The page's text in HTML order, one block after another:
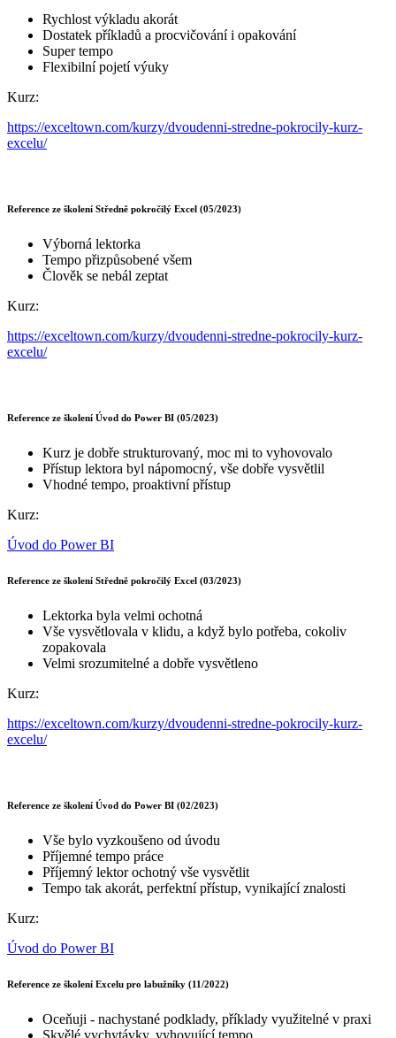
Rychlost výkladu akorát
Dostatek příkladů a procvičování i opakování
Super tempo
Flexibilní pojetí výuky
Kurz:
https://exceltown.com/kurzy/dvoudenni-stredne-pokrocily-kurz-
excelu/
Reference ze školení Středně pokročilý Excel (05/2023)
Výborná lektorka
Tempo přizpůsobené všem
Člověk se nebál zeptat
Kurz:
https://exceltown.com/kurzy/dvoudenni-stredne-pokrocily-kurz-
excelu/
Reference ze školení Úvod do Power BI (05/2023)
Kurz je dobře strukturovaný, moc mi to vyhovovalo
Přístup lektora byl nápomocný, vše dobře vysvětlil
Vhodné tempo, proaktivní přístup
Kurz:
Úvod do Power BI
Reference ze školení Středně pokročilý Excel (03/2023)
Lektorka byla velmi ochotná
Vše vysvětlovala v klidu, a když bylo potřeba, cokoliv
zopakovala
Velmi srozumitelné a dobře vysvětleno
Kurz:
https://exceltown.com/kurzy/dvoudenni-stredne-pokrocily-kurz-
excelu/
Reference ze školení Úvod do Power BI (02/2023)
Vše bylo vyzkoušeno od úvodu
Příjemné tempo práce
Příjemný lektor ochotný vše vysvětlit
Tempo tak akorát, perfektní přístup, vynikající znalosti
Kurz:
Úvod do Power BI
Reference ze školení Excelu pro labužníky (11/2022)
Oceňuji - nachystané podklady, příklady využitelné v praxi
Skvělé vychytávky, vyhovující tempo